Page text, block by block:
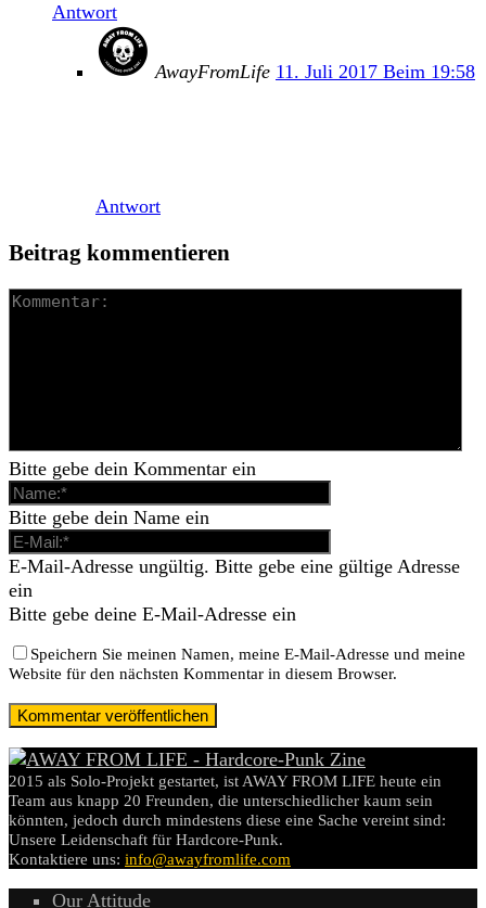
Antwort
AwayFromLife 11. Juli 2017 Beim 19:58
Antwort
Beitrag kommentieren
Bitte gebe dein Kommentar ein
Bitte gebe dein Name ein
E-Mail-Adresse ungültig. Bitte gebe eine gültige Adresse
ein
Bitte gebe deine E-Mail-Adresse ein
Speichern Sie meinen Namen, meine E-Mail-Adresse und meine
Website für den nächsten Kommentar in diesem Browser.
2015 als Solo-Projekt gestartet, ist AWAY FROM LIFE heute ein
Team aus knapp 20 Freunden, die unterschiedlicher kaum sein
könnten, jedoch durch mindestens diese eine Sache vereint sind:
Unsere Leidenschaft für Hardcore-Punk.
Kontaktiere uns: info@awayfromlife.com
Our Attitude